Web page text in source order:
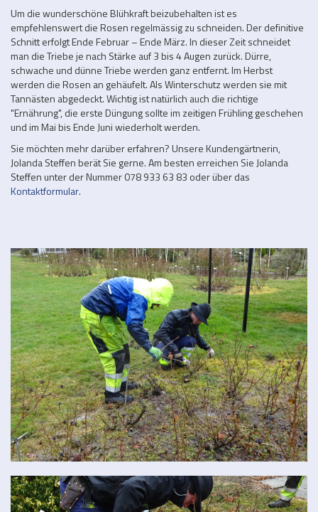
Um die wunderschöne Blühkraft beizubehalten ist es
empfehlenswert die Rosen regelmässig zu schneiden. Der definitive
Schnitt erfolgt Ende Februar – Ende März. In dieser Zeit schneidet
man die Triebe je nach Stärke auf 3 bis 4 Augen zurück. Dürre,
schwache und dünne Triebe werden ganz entfernt. Im Herbst
werden die Rosen an gehäufelt. Als Winterschutz werden sie mit
Tannästen abgedeckt. Wichtig ist natürlich auch die richtige
"Ernährung", die erste Düngung sollte im zeitigen Frühling geschehen
und im Mai bis Ende Juni wiederholt werden.
Sie möchten mehr darüber erfahren? Unsere Kundengärtnerin,
Jolanda Steffen berät Sie gerne. Am besten erreichen Sie Jolanda
Steffen unter der Nummer 078 933 63 83 oder über das
Kontaktformular.